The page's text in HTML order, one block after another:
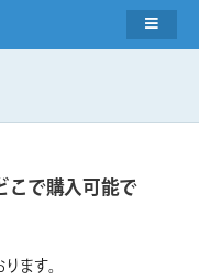
こで購入可能で
ます。